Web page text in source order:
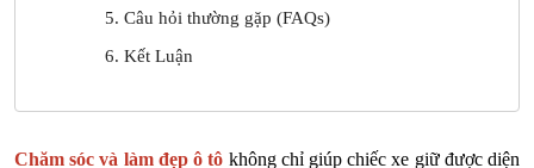
5. Câu hỏi thường gặp (FAQs)
6. Kết Luận
Chăm sóc và làm đẹp ô tô không chỉ giúp chiếc xe giữ được diện